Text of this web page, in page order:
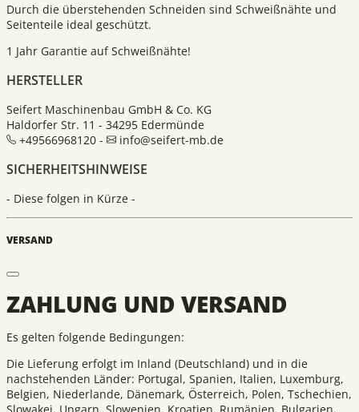
Durch die überstehenden Schneiden sind Schweißnähte und
Seitenteile ideal geschützt.
1 Jahr Garantie auf Schweißnähte!
HERSTELLER
Seifert Maschinenbau GmbH & Co. KG
Haldorfer Str. 11 - 34295 Edermünde
+49566968120 -
info@seifert-mb.de
SICHERHEITSHINWEISE
- Diese folgen in Kürze -
VERSAND
ZAHLUNG UND VERSAND
Es gelten folgende Bedingungen:
Die Lieferung erfolgt im Inland (Deutschland) und in die
nachstehenden Länder: Portugal, Spanien, Italien, Luxemburg,
Belgien, Niederlande, Dänemark, Österreich, Polen, Tschechien,